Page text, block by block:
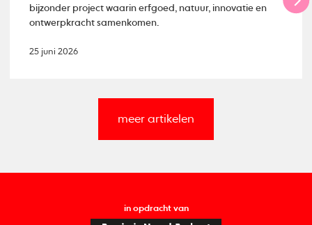
bijzonder project waarin erfgoed, natuur, innovatie en
ontwerpkracht samenkomen.
25 juni 2026
meer artikelen
in opdracht van